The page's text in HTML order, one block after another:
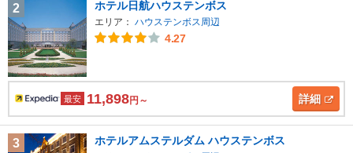
2 ホテル日航ハウステンボス
エリア： ハウステンボス周辺
4.27
最安 11,898円～ 詳細
3 ホテルアムステルダム ハウステンボス